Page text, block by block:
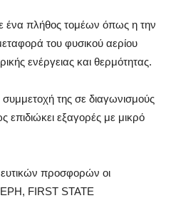
ένα πλήθος τομέων όπως η την
του φυσικού αερίου
ενέργειας και θερμότητας.
συμμετοχή της σε διαγωνισμούς
εξαγορές με μικρό
προσφορών οι
FIRST STATE